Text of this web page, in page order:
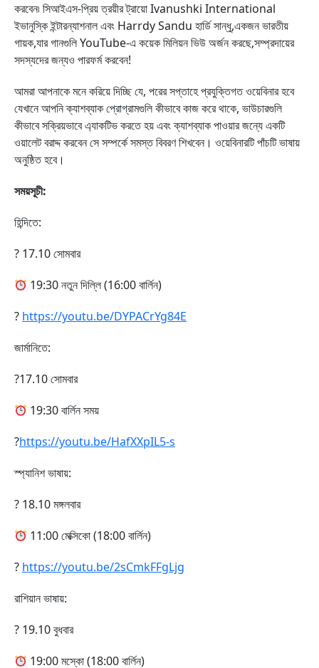
করবেন৷ সিআইএস-প্রিয় ত্রয়ীর ট্রায়ো Ivanushki International
ইভানুস্কি ইন্টারন্যাশনাল এবং Harrdy Sandu হার্ডি সান্ধু,একজন ভারতীয়
গায়ক,যার গানগুলি YouTube-এ কয়েক মিলিয়ন ভিউ অর্জন করছে,সম্প্রদায়ের
সদস্যদের জন্যও পারফর্ম করবেন!
আমরা আপনাকে মনে করিয়ে দিচ্ছি যে, পরের সপ্তাহে প্রযুক্তিগত ওয়েবিনার হবে
যেখানে আপনি ক্যাশব্যাক প্রোগ্রামগুলি কীভাবে কাজ করে থাকে, ভাউচারগুলি
কীভাবে সক্রিয়ভাবে এ্যাকটিভ করতে হয় এবং ক্যাশব্যাক পাওয়ার জন্যে একটি
ওয়ালেট বরাদ্দ করবেন সে সম্পর্কে সমস্ত বিবরণ শিখবেন। ওয়েবিনারটি পাঁচটি ভাষায়
অনুষ্ঠিত হবে।
সময়সূচী:
হিন্দিতে:
? 17.10 সোমবার
19:30 নতুন দিল্লি (16:00 বার্লিন)
? https://youtu.be/DYPACrYg84E
জার্মানিতে:
?17.10 সোমবার
19:30 বার্লিন সময়
?https://youtu.be/HafXXpIL5-s
স্প্যানিশ ভাষায়:
? 18.10 মঙ্গলবার
11:00 মেক্সিকো (18:00 বার্লিন)
? https://youtu.be/2sCmkFFgLjg
রাশিয়ান ভাষায়:
? 19.10 বুধবার
19:00 মস্কো (18:00 বার্লিন)